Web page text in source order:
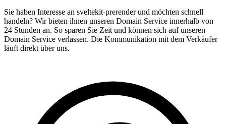
Sie haben Interesse an sveltekit-prerender und möchten schnell
handeln? Wir bieten ihnen unseren Domain Service innerhalb von
24 Stunden an. So sparen Sie Zeit und können sich auf unseren
Domain Service verlassen. Die Kommunikation mit dem Verkäufer
läuft direkt über uns.